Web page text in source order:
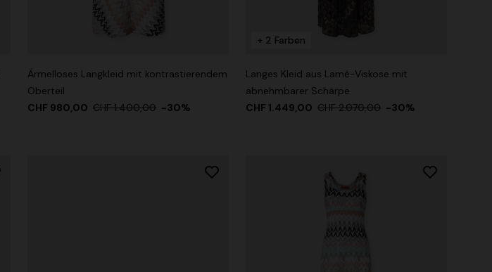
Ärmelloses Langkleid mit kontrastierendem
Oberteil
CHF 980,00 CHF 1.400,00 -30%
+ 2 Farben
Langes Kleid aus Lamé-Viskose mit
abnehmbarer Schärpe
CHF 1.449,00 CHF 2.070,00 -30%